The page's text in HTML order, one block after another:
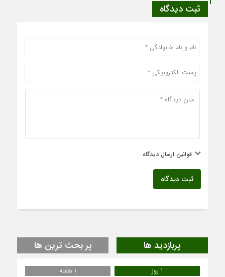
ثبت دیدگاه
قوانین ارسال دیدگاه
ثبت دیدگاه
پربازدید ها پر بحث ترین ها
1 روز
1 هفته